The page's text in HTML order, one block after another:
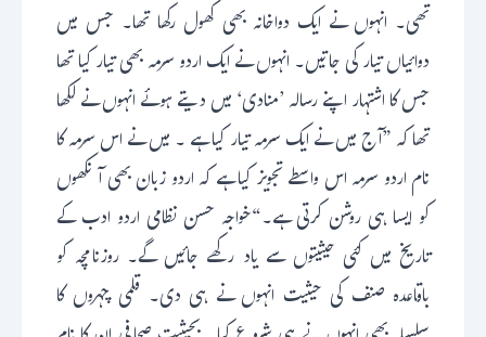
تھی۔ انہوں نے ایک دواخانہ بھی کھول رکھا تھا۔ جس میں
دوائیاں تیار کی جاتیں۔ انہوں نے ایک اردو سرمہ بھی تیار کیا تھا
جس کا اشتہار اپنے رسالہ ’منادی‘ میں دیتے ہوئے انہوں نے لکھا
تھا کہ ”آج میں نے ایک سرمہ تیار کیا ہے ۔ میں نے اس سرمہ کا
نام اردو سرمہ اس واسطے تجویز کیا ہے کہ اردو زبان بھی آنکھوں
کو ایسا ہی روشن کرتی ہے۔“خواجہ حسن نظامی اردو ادب کے
تاریخ میں کئی حیثیتوں سے یاد رکھے جائیں گے۔ روزنامچہ کو
باقاعدہ صنف کی حیثیت انہوں نے ہی دی۔ قلمی چہروں کا